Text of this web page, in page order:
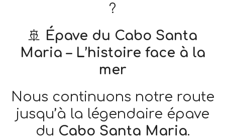
?
🚢 Épave du Cabo Santa
Maria – L’histoire face à la
mer
Nous continuons notre route
jusqu’à la légendaire épave
du Cabo Santa Maria.